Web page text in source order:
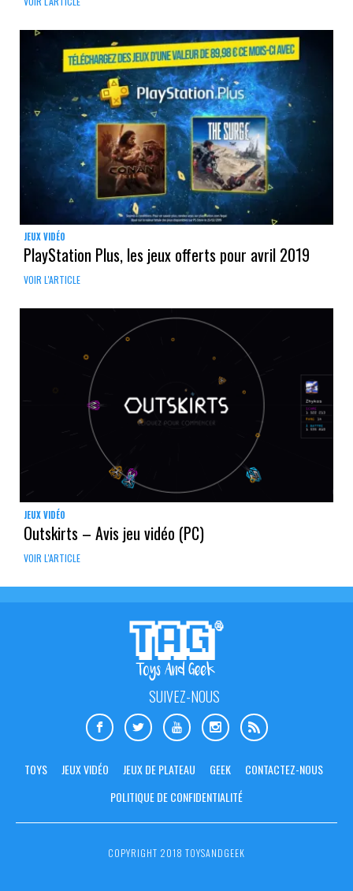
JEUX VIDÉO
PlayStation Plus, les jeux offerts pour avril 2019
VOIR L'ARTICLE
JEUX VIDÉO
Outskirts – Avis jeu vidéo (PC)
VOIR L'ARTICLE
SUIVEZ-NOUS
TOYS JEUX VIDÉO JEUX DE PLATEAU GEEK
CONTACTEZ-NOUS
POLITIQUE DE CONFIDENTIALITÉ
COPYRIGHT 2018 TOYSANDGEEK